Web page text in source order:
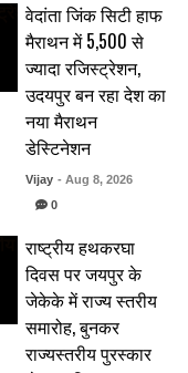
वेदांता जिंक सिटी हाफ
मैराथन में 5,500 से
ज्यादा रजिस्ट्रेशन,
उदयपुर बन रहा देश का
नया मैराथन
डेस्टिनेशन
Vijay - Aug 8, 2026
0
राष्ट्रीय हथकरघा
दिवस पर जयपुर के
जेकेके में राज्य स्तरीय
समारोह, बुनकर
राज्यस्तरीय पुरस्कार